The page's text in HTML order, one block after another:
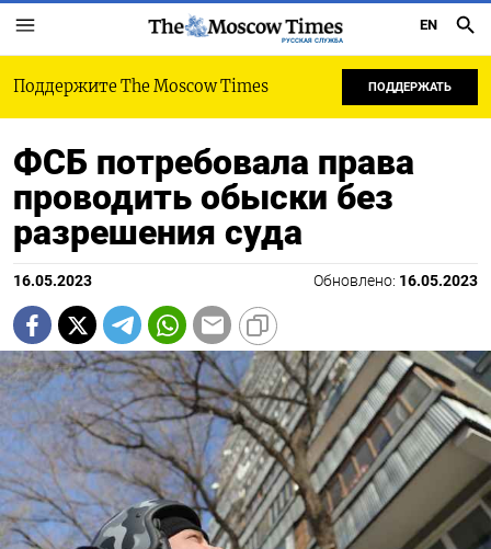
РУССКАЯ СЛУЖБА
EN
Поддержите The Moscow Times ПОДДЕРЖАТЬ
ФСБ потребовала права
проводить обыски без
разрешения суда
16.05.2023 Обновлено: 16.05.2023